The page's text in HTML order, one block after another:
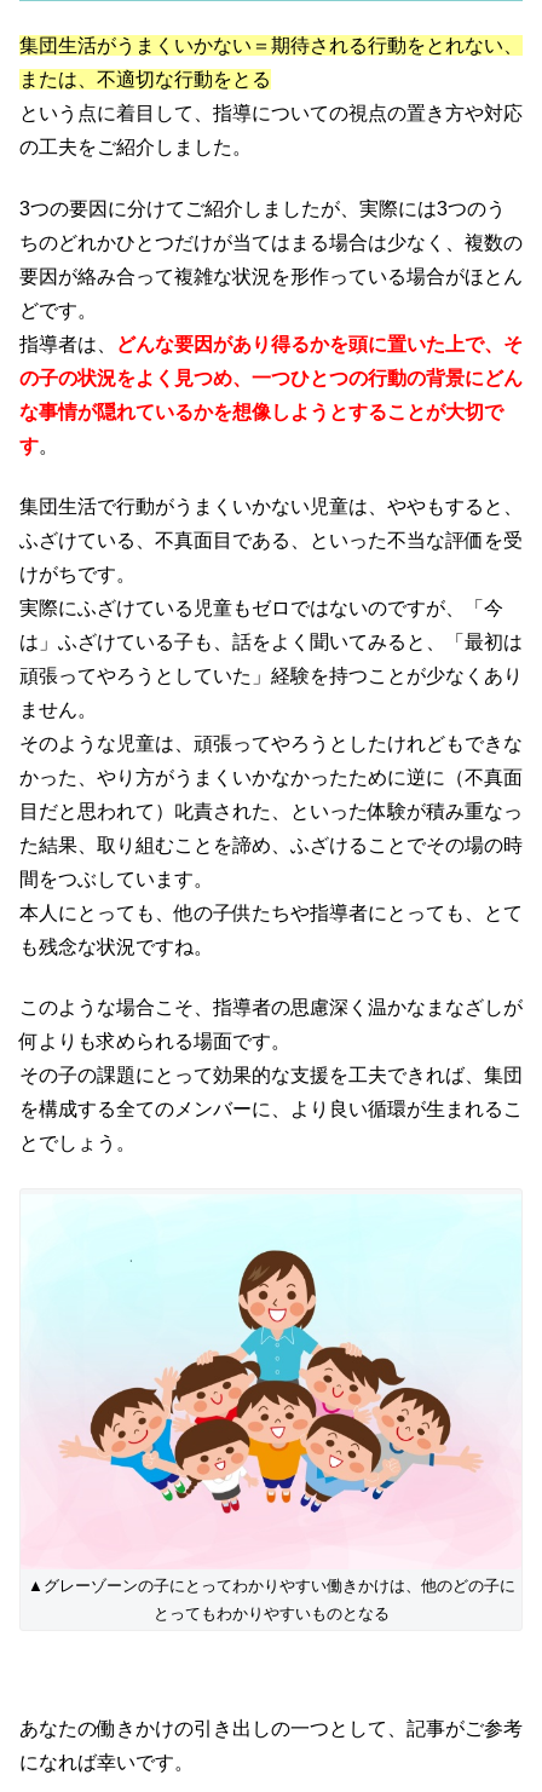
集団生活がうまくいかない＝期待される行動をとれない、
または、不適切な行動をとる
という点に着目して、指導についての視点の置き方や対応
の工夫をご紹介しました。
3つの要因に分けてご紹介しましたが、実際には3つのう
ちのどれかひとつだけが当てはまる場合は少なく、複数の
要因が絡み合って複雑な状況を形作っている場合がほとん
どです。
指導者は、
どんな要因があり得るかを頭に置いた上で、そ
の子の状況をよく見つめ、一つひとつの行動の背景にどん
な事情が隠れているかを想像しようとすることが大切で
す。
集団生活で行動がうまくいかない児童は、ややもすると、
ふざけている、不真面目である、といった不当な評価を受
けがちです。
実際にふざけている児童もゼロではないのですが、「今
は」ふざけている子も、話をよく聞いてみると、「最初は
頑張ってやろうとしていた」経験を持つことが少なくあり
ません。
そのような児童は、頑張ってやろうとしたけれどもできな
かった、やり方がうまくいかなかったために逆に（不真面
目だと思われて）叱責された、といった体験が積み重なっ
た結果、取り組むことを諦め、ふざけることでその場の時
間をつぶしています。
本人にとっても、他の子供たちや指導者にとっても、とて
も残念な状況ですね。
このような場合こそ、指導者の思慮深く温かなまなざしが
何よりも求められる場面です。
その子の課題にとって効果的な支援を工夫できれば、集団
を構成する全てのメンバーに、より良い循環が生まれるこ
とでしょう。
▲グレーゾーンの子にとってわかりやすい働きかけは、他のどの子に
とってもわかりやすいものとなる
あなたの働きかけの引き出しの一つとして、記事がご参考
になれば幸いです。